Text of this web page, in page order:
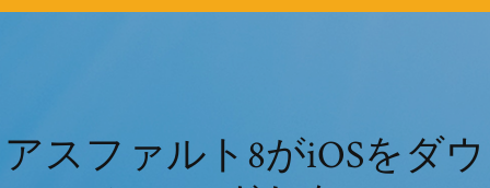
アスファルト8がiOSをダウ